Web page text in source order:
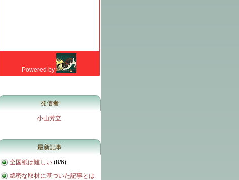
発信者
小山芳立
最新記事
全国紙は難しい (8/6)
綿密な取材に基づいた記事とは